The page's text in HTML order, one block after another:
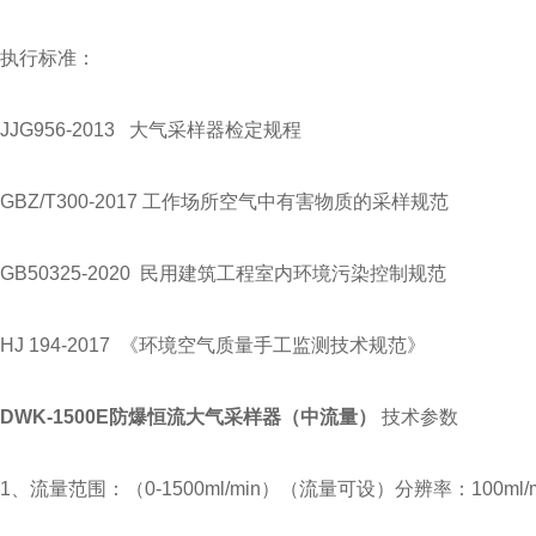
执行标准：
JJG956-2013 大气采样器检定规程
GBZ/T300-2017 工作场所空气中有害物质的采样规范
GB50325-2020 民用建筑工程室内环境污染控制规范
HJ 194-2017 《环境空气质量手工监测技术规范》
DWK-1500E防爆恒流大气采样器（中流量） 技术参数
1、流量范围：（0-1500ml/min）（流量可设）分辨率：100ml/